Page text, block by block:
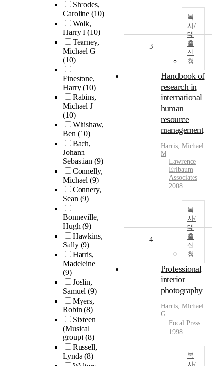
Shrodes,
Caroline (10)
Wolk,
Harry I (10)
Tearney,
Michael G
(10)
Finestone,
Harry (10)
Rabins,
Michael J
(10)
Whishaw,
Ben (10)
Bach,
Johann
Sebastian (9)
Connelly,
Michael (9)
Connery,
Sean (9)
Bonneville,
Hugh (9)
Hawkins,
Sally (9)
Harris,
Madeleine
(9)
Joslin,
Samuel (9)
Myers,
Robin (8)
Sixteen
(Musical
group) (8)
Russell,
Lynda (8)
복
사/
대
출
신
청
3
Handbook of
research in
international
human
resource
management
Harris, Michael
M
Lawrence
Erlbaum
Associates
2008
복
사/
대
출
신
청
4
Professional
interior
photography
Harris, Michael
G
Focal Press
1998
복
사/